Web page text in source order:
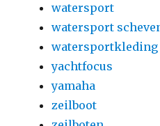
watersport
watersport
watersportkleding
yachtfocus
yamaha
zeilboot